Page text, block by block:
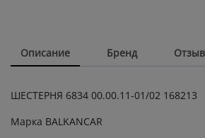
Описание Бренд
ШЕСТЕРНЯ 6834 00.00.11-01/02 168213
Марка BALKANCAR